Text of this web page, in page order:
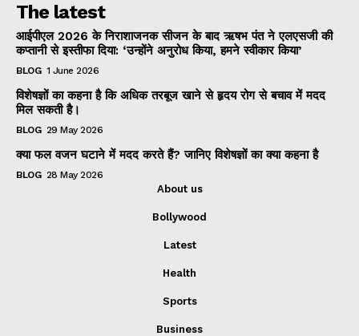
The latest
आईपीएल 2026 के निराशाजनक सीजन के बाद ऋषभ पंत ने एलएसजी की
कप्तानी से इस्तीफा दिया: ‘उन्होंने अनुरोध किया, हमने स्वीकार किया’
BLOG 1 June 2026
विशेषज्ञों का कहना है कि अधिक तरबूज खाने से हृदय रोग से बचाव में मदद
मिल सकती है।
BLOG 29 May 2026
क्या फल वजन घटाने में मदद करते हैं? जानिए विशेषज्ञों का क्या कहना है
BLOG 28 May 2026
About us
Bollywood
Latest
Health
Sports
Business